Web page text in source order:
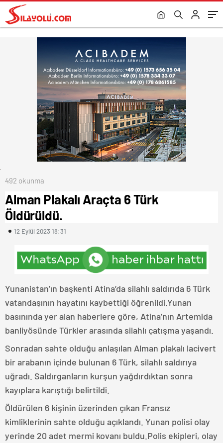
492 okunma
Alman Plakalı Araçta 6 Türk
Öldürüldü.
12 Eylül 2023 18:31
Yunanistan’ın başkenti Atina’da silahlı saldırıda 6 Türk
vatandaşının hayatını kaybettiği öğrenildi.Yunan
basınında yer alan haberlere göre, Atina’nın Artemida
banliyösünde Türkler arasında silahlı çatışma yaşandı.
Sonradan sahte olduğu anlaşılan Alman plakalı lacivert
bir arabanın içinde bulunan 6 Türk, silahlı saldırıya
uğradı. Saldırganların kurşun yağdırdıktan sonra
kayıplara karıştığı belirtildi.
Öldürülen 6 kişinin üzerinden çıkan Fransız
kimliklerinin sahte olduğu açıklandı. Yunan polisi olay
yerinde 20 adet mermi kovanı buldu.Polis ekipleri, olay